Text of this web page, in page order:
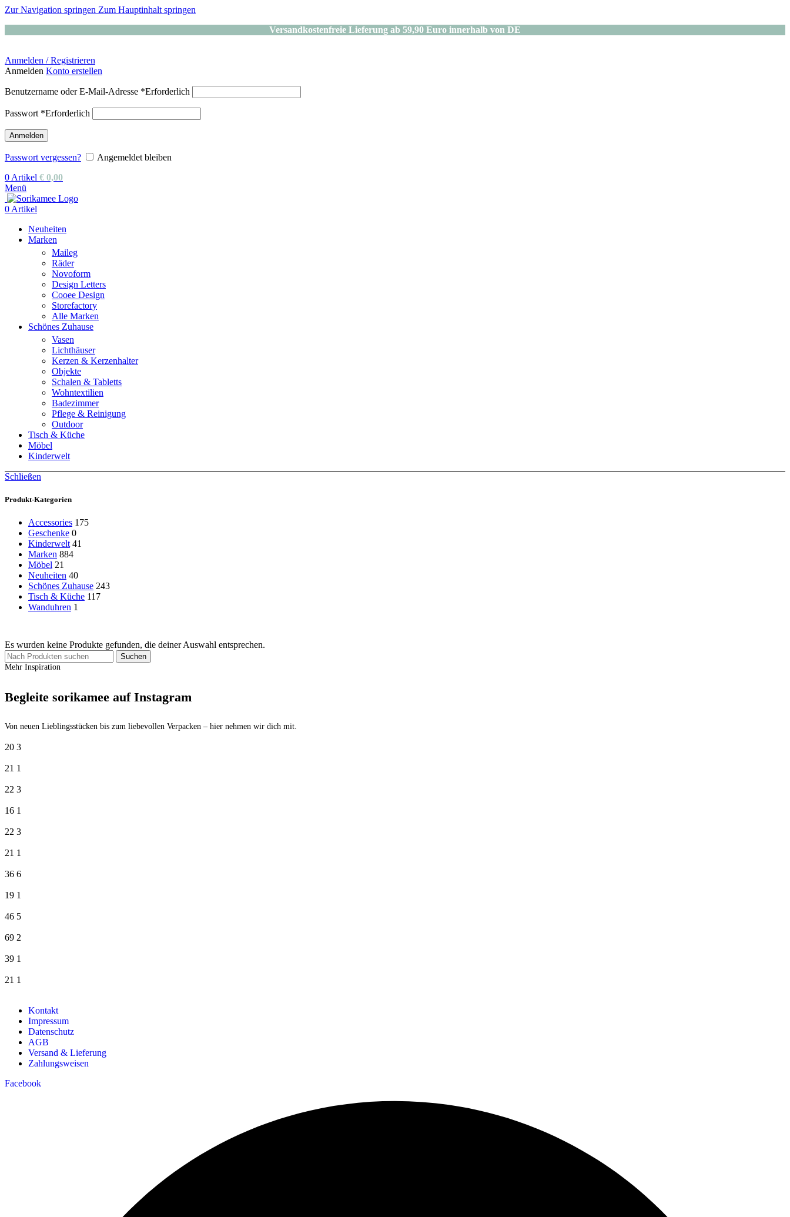
Zur Navigation springen Zum Hauptinhalt springen
Versandkostenfreie Lieferung ab 59,90 Euro innerhalb von DE
Anmelden / Registrieren
Anmelden Konto erstellen
Benutzername oder E-Mail-Adresse *Erforderlich
Passwort *Erforderlich
Anmelden
Passwort vergessen?
Angemeldet bleiben
0 Artikel € 0,00
Menü
0 Artikel
Neuheiten
Marken
Maileg
Räder
Novoform
Design Letters
Cooee Design
Storefactory
Alle Marken
Schönes Zuhause
Vasen
Lichthäuser
Kerzen & Kerzenhalter
Objekte
Schalen & Tabletts
Wohntextilien
Badezimmer
Pflege & Reinigung
Outdoor
Tisch & Küche
Möbel
Kinderwelt
Schließen
Produkt-Kategorien
Accessories 175
Geschenke 0
Kinderwelt 41
Marken 884
Möbel 21
Neuheiten 40
Schönes Zuhause 243
Tisch & Küche 117
Wanduhren 1
Es wurden keine Produkte gefunden, die deiner Auswahl entsprechen.
Suchen
Mehr Inspiration
Begleite sorikamee auf Instagram
Von neuen Lieblingsstücken bis zum liebevollen Verpacken – hier nehmen wir dich mit.
20 3
21 1
22 3
16 1
22 3
21 1
36 6
19 1
46 5
69 2
39 1
21 1
Kontakt
Impressum
Datenschutz
AGB
Versand & Lieferung
Zahlungsweisen
Facebook